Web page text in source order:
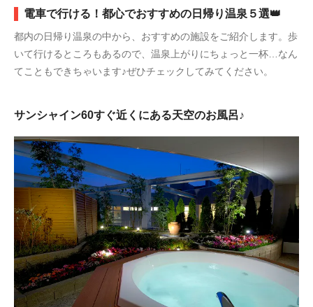
電車で行ける！都心でおすすめの日帰り温泉５選👑
都内の日帰り温泉の中から、おすすめの施設をご紹介します。歩
いて行けるところもあるので、温泉上がりにちょっと一杯…なん
てこともできちゃいます♪ぜひチェックしてみてください。
サンシャイン60すぐ近くにある天空のお風呂♪